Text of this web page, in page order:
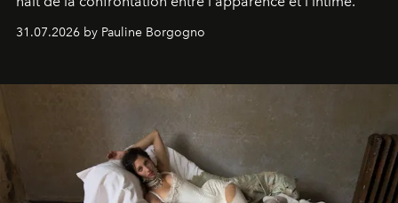
31.07.2026 by Pauline Borgogno